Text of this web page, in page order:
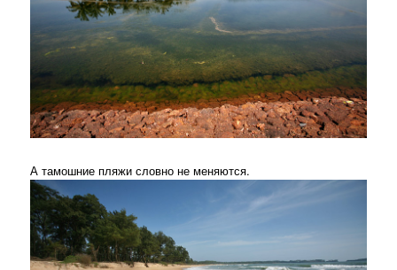
А тамошние пляжи словно не меняются.